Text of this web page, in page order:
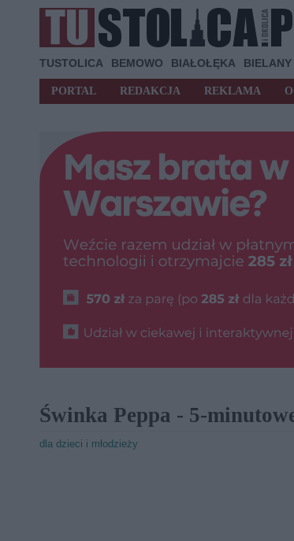
TUSTOLICA BEMOWO BIAŁOŁĘKA BIELANY
PORTAL REDAKCJA REKLAMA
Świnka Peppa - 5-
dla dzieci i młodzieży